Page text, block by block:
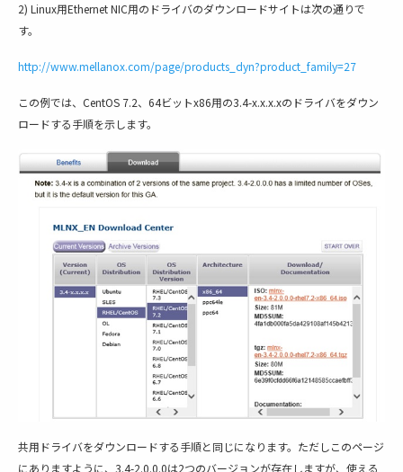
2) Linux用Ethernet NIC用のドライバのダウンロードサイトは次の通りで
す。
http://www.mellanox.com/page/products_dyn?product_family=27
この例では、CentOS 7.2、64ビットx86用の3.4-x.x.x.xのドライバをダウン
ロードする手順を示します。
共用ドライバをダウンロードする手順と同じになります。ただしこのページ
にありますように、3.4-2.0.0.0は2つのバージョンが存在しますが、使える